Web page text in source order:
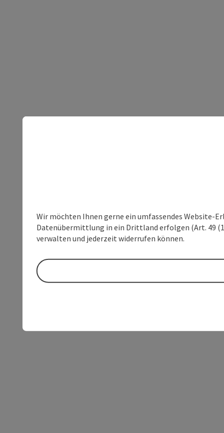
Wir möchten Ihnen gerne ein umfassendes Website-
Datenübermittlung in ein Drittland erfolgen (Art. 49
verwalten und jederzeit widerrufen können.